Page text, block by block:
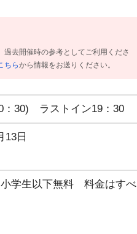
去開催時の参考としてご利用くださ
ちらから情報をお送りください。
：30) ラストイン19：30
13日
学生以下無料 料金はすべ